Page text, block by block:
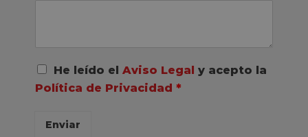
A
u
He leído el Aviso Legal y acepto la
Política de Privacidad *
Enviar